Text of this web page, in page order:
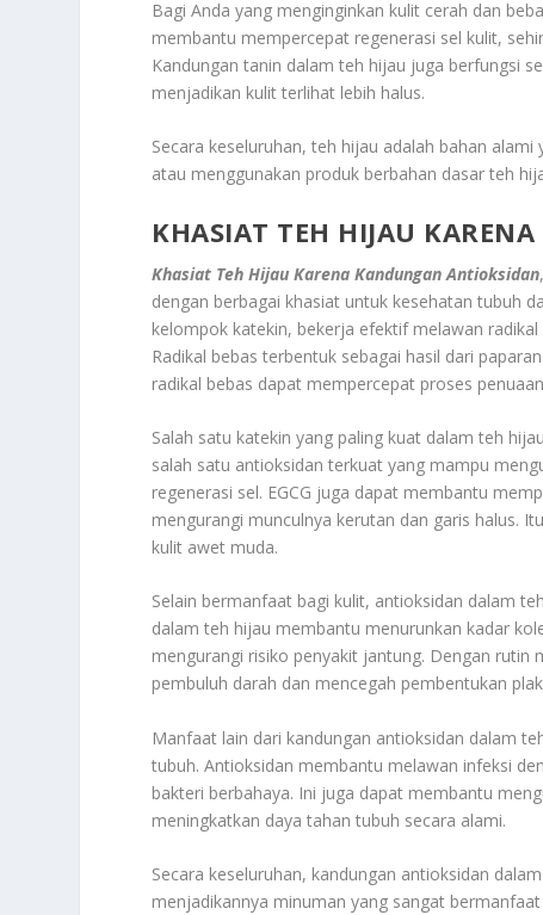
Bagi Anda yang menginginkan kulit cerah dan
membantu mempercepat regenerasi sel kulit,
Kandungan tanin dalam teh hijau juga berfungsi
menjadikan kulit terlihat lebih halus.
Secara keseluruhan, teh hijau adalah bahan
atau menggunakan produk berbahan dasar teh
KHASIAT TEH HIJAU
Khasiat Teh Hijau Karena Kandungan Antioksidan
dengan berbagai khasiat untuk kesehatan tubuh
kelompok katekin, bekerja efektif melawan
Radikal bebas terbentuk sebagai hasil dari
radikal bebas dapat mempercepat proses
Salah satu katekin yang paling kuat dalam teh
salah satu antioksidan terkuat yang mampu
regenerasi sel. EGCG juga dapat membantu
mengurangi munculnya kerutan dan garis halus.
kulit awet muda.
Selain bermanfaat bagi kulit, antioksidan dalam
dalam teh hijau membantu menurunkan kadar
mengurangi risiko penyakit jantung. Dengan
pembuluh darah dan mencegah pembentukan
Manfaat lain dari kandungan antioksidan dalam
tubuh. Antioksidan membantu melawan infeksi
bakteri berbahaya. Ini juga dapat membantu
meningkatkan daya tahan tubuh secara alami.
Secara keseluruhan, kandungan antioksidan
menjadikannya minuman yang sangat